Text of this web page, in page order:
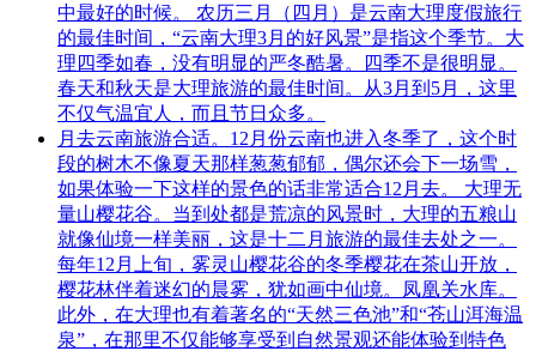
中最好的时候。 农历三月（四月）是云南大理度假旅行
的最佳时间，“云南大理3月的好风景”是指这个季节。大
理四季如春，没有明显的严冬酷暑。四季不是很明显。
春天和秋天是大理旅游的最佳时间。从3月到5月，这里
不仅气温宜人，而且节日众多。
月去云南旅游合适。12月份云南也进入冬季了，这个时
段的树木不像夏天那样葱葱郁郁，偶尔还会下一场雪，
如果体验一下这样的景色的话非常适合12月去。 大理无
量山樱花谷。当到处都是荒凉的风景时，大理的五粮山
就像仙境一样美丽，这是十二月旅游的最佳去处之一。
每年12月上旬，雾灵山樱花谷的冬季樱花在茶山开放，
樱花林伴着迷幻的晨雾，犹如画中仙境。凤凰关水库。
此外，在大理也有着著名的“天然三色池”和“苍山洱海温
泉”，在那里不仅能够享受到自然景观还能体验到特色